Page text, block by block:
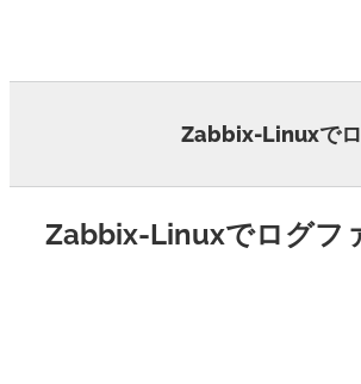
Zabbix-Linuxで
Zabbix-Linuxでログフ